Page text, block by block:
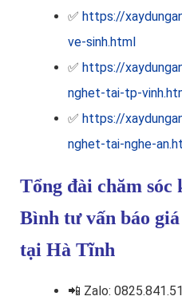
✅ https://
ve-sinh.html
✅ https://
nghet-tai-tp-
✅ https://
nghet-tai-nghe-
Tổng đài chăm sóc
Bình tư vấn báo
tại Hà Tĩnh
📲 Zalo: